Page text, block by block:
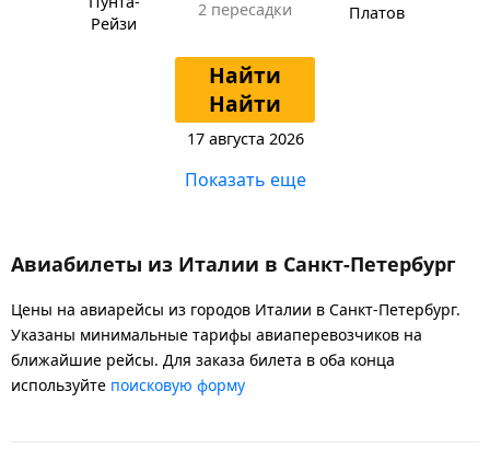
Рейзи
2 пересадки Платов
Найти
Найти
17 августа 2026
Показать еще
Авиабилеты из Италии в Санкт-Петербург
Цены на авиарейсы из городов Италии в Санкт-Петербург.
Указаны минимальные тарифы авиаперевозчиков на
ближайшие рейсы. Для заказа билета в оба конца
используйте поисковую форму